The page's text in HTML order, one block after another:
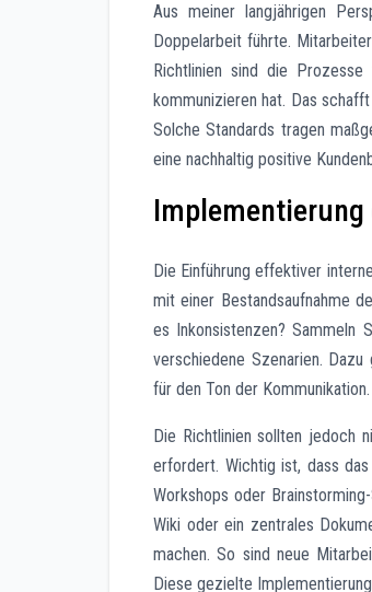
Aus meiner langjährigen
Doppelarbeit führte.
Richtlinien sind die
kommunizieren hat. Das
Solche Standards tragen
eine nachhaltig positive
Die Einführung effektiver
mit einer Bestandsaufnahme
es Inkonsistenzen? Sammeln
verschiedene Szenarien. Dazu
für den Ton der
Die Richtlinien sollten jedoch
erfordert. Wichtig ist, dass
Workshops oder
Wiki oder ein zentrales
machen. So sind neue
Diese gezielte